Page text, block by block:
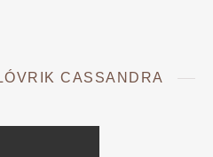
CASSANDRA